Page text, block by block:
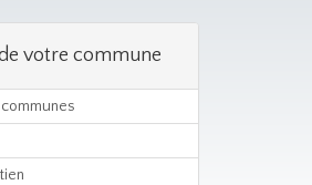
votre commune